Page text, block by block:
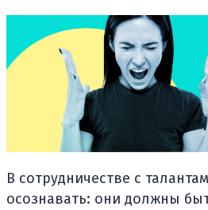
В сотрудничестве с
осознавать: они должны